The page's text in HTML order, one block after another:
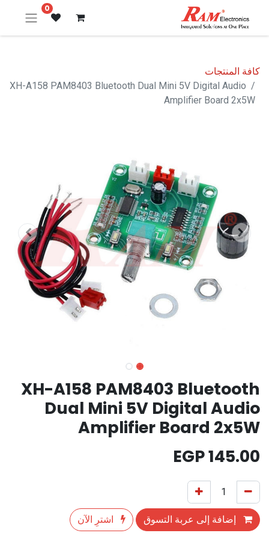
0
كافة المنتجات
XH-A158 PAM8403 Bluetooth Dual Mini 5V Digital Audio
Amplifier Board 2x5W
XH-A158 PAM8403 Bluetooth
Dual Mini 5V Digital Audio
Amplifier Board 2x5W
145.00
إضافة إلى عربة التسوق اشترِ الآن